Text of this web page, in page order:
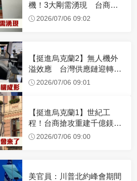
機！3大剛需湧現 台商深
化布局插旗東歐
2026/07/06 09:02
【挺進烏克蘭2】無人機外
溢效應 台灣供應鏈迎轉單
潮 2026/07/06 09:01
【挺進烏克蘭1】世紀工
程！台商搶攻重建千億鎂大
餅 2026/07/06 09:00
美官員：川普北約峰會期間